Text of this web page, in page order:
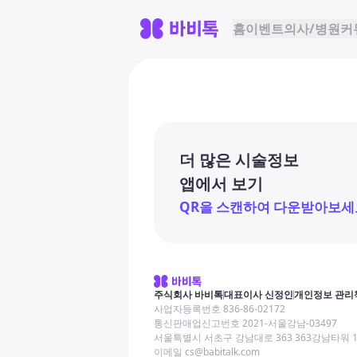
홈이벤트의사/병원커
더 많은 시술정보
앱에서 보기
QR을 스캔하여 다운받아보세
주식회사 바비톡대표이사 신정인개인정보 관리
사업자등록번호 836-86-02172
통신판매업신고번호 2021-서울강남-03497
서울특별시 서초구 강남대로 363 363강남타워
이메일 cs@babitalk.com